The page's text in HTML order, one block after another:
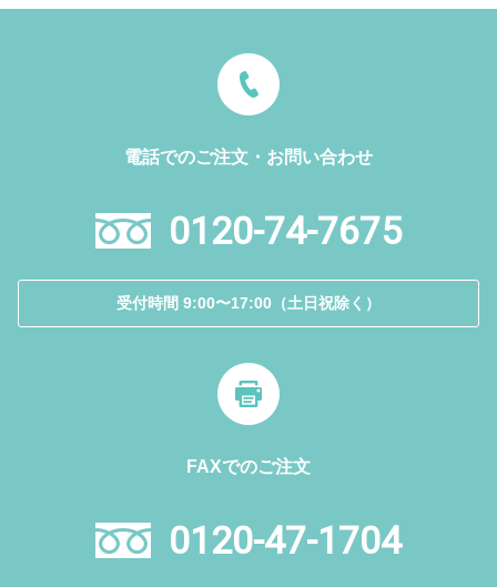
電話でのご注文・お問い合わせ
0120-74-7675
受付時間 9:00〜17:00（土日祝除く）
FAXでのご注文
0120-47-1704